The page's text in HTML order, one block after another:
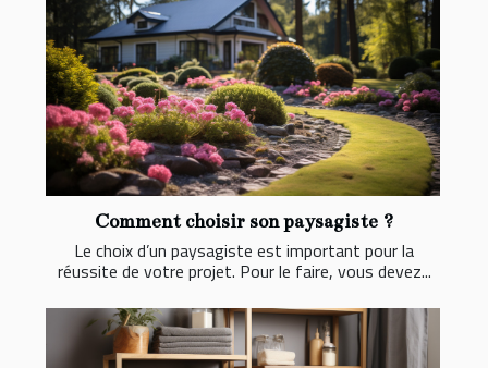
Comment choisir son paysagiste ?
Le choix d’un paysagiste est important pour la
réussite de votre projet. Pour le faire, vous devez...